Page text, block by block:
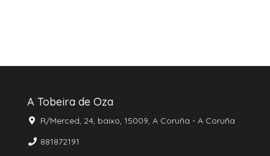
A Tobeira de Oza
R/Merced, 24, baixo, 15009, A Coruña - A Coruña
881872191